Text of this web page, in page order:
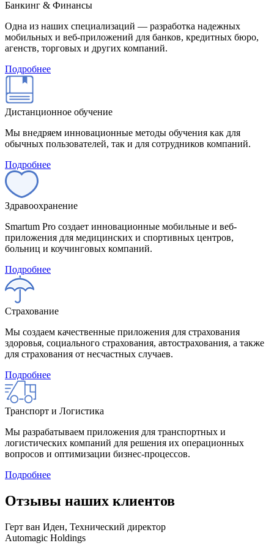
Банкинг & Финансы
Одна из наших специализаций — разработка надежных
мобильных и веб-приложений для банков, кредитных бюро,
агенств, торговых и других компаний.
Подробнее
Дистанционное обучение
Мы внедряем инновационные методы обучения как для
обычных пользователей, так и для сотрудников компаний.
Подробнее
Здравоохранение
Smartum Pro создает инновационные мобильные и веб-
приложения для медицинских и спортивных центров,
больниц и коучинговых компаний.
Подробнее
Страхование
Мы создаем качественные приложения для страхования
здоровья, социального страхования, автострахования, а также
для страхования от несчастных случаев.
Подробнее
Транспорт и Логистика
Мы разрабатываем приложения для транспортных и
логистических компаний для решения их операционных
вопросов и оптимизации бизнес-процессов.
Подробнее
Отзывы наших клиентов
Герт ван Иден, Технический директор
Automagic Holdings